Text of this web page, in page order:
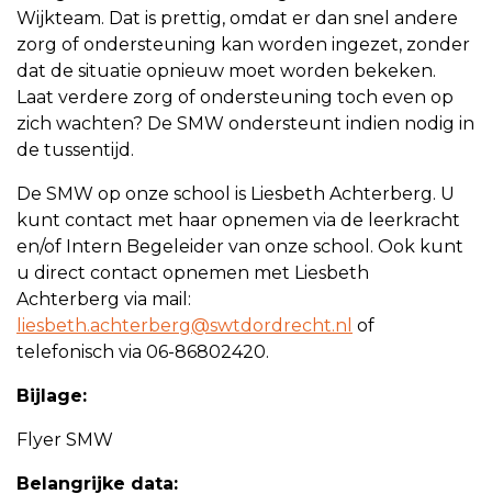
Wijkteam. Dat is prettig, omdat er dan snel andere
zorg of ondersteuning kan worden ingezet, zonder
dat de situatie opnieuw moet worden bekeken.
Laat verdere zorg of ondersteuning toch even op
zich wachten? De SMW ondersteunt indien nodig in
de tussentijd.
De SMW op onze school is Liesbeth Achterberg. U
kunt contact met haar opnemen via de leerkracht
en/of Intern Begeleider van onze school. Ook kunt
u direct contact opnemen met Liesbeth
Achterberg via mail:
liesbeth.achterberg@swtdordrecht.nl of
telefonisch via 06-86802420.
Bijlage:
Flyer SMW
Belangrijke data: